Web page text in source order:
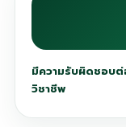
มีความรับผิดชอบต่
วิชาชีพ